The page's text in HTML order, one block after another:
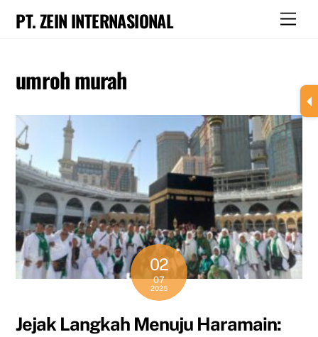
PT. ZEIN INTERNASIONAL
umroh murah
02
07
2025
Jejak Langkah Menuju Haramain: